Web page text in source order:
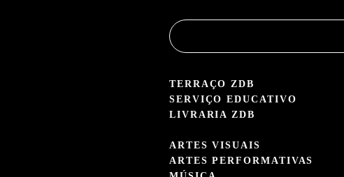
TERRAÇO ZDB
SERVIÇO EDUCATIVO
LIVRARIA ZDB
ARTES VISUAIS
ARTES PERFORMATIVAS